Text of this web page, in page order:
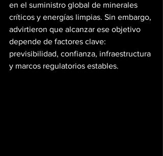
en el suministro global de minerales
críticos y energías limpias. Sin embargo,
advirtieron que alcanzar ese objetivo
depende de factores clave:
previsibilidad, confianza, infraestructura
y marcos regulatorios estables.